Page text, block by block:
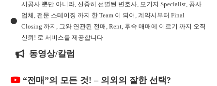
시공사 뿐만 아니라, 신중히 선별된 변호사, 모기지 Specialist, 공사
업체, 전문 스테이징 까지 한 Team 이 되어, 계약시부터 Final
Closing 까지, 그와 연관된 전매, Rent, 후속 매매에 이르기 까지 오직
신뢰! 로 서비스를 제공합니다
동영상/칼럼
“전매”의 모든 것! – 의외의 잘한 선택?